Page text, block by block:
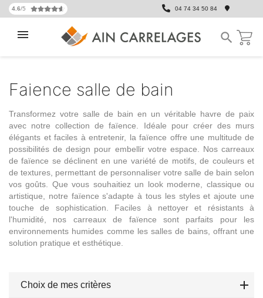
4.6/5 04 74 34 50 84

Faience salle de bain
Transformez votre salle de bain en un véritable havre de paix
avec notrecollection de faïence. Idéale pour créer des murs
élégants et faciles à entretenir, la faïence offre une multitude de
possibilités de design pour embellir votre espace. Nos carreaux
de faïence se déclinent en une variété de motifs, de couleurs et
de textures, permettant de personnaliser votre salle de bain selon
vos goûts. Que vous souhaitiez un look moderne, classique ou
artistique, notre faïence s'adapte à tous les styles et ajoute une
touche de sophistication. Faciles à nettoyer et résistants à
l'humidité, nos carreaux de faïence sont parfaits pour les
environnements humides comme les salles de bains, offrant une
solution pratique et esthétique.
Choix de mes critères